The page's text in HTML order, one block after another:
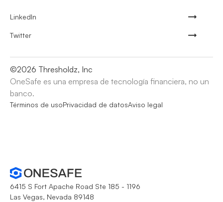
LinkedIn
Twitter
©2026 Thresholdz, Inc
OneSafe es una empresa de tecnología financiera, no un
banco.
Términos de usoPrivacidad de datosAviso legal
6415 S Fort Apache Road Ste 185 - 1196
Las Vegas, Nevada 89148